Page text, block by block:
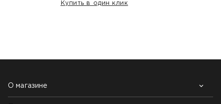
Купить в один клик
О магазине